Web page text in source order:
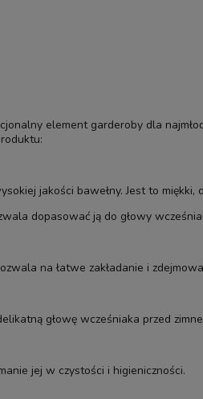
element garderoby dla
jakości bawełny. Jest to
dopasować ją do głowy
na łatwe zakładanie i
głowę wcześniaka przed
jej w czystości i higieniczności.